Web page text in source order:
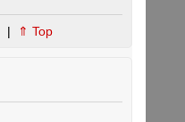
| ⇑ Top